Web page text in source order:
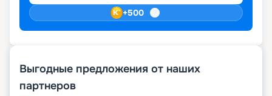
+500
Выгодные предложения от наших
партнеров